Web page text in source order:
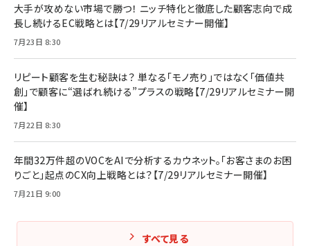
大手が攻めない市場で勝つ！ ニッチ特化と徹底した顧客志向で成
長し続けるEC戦略とは【7/29リアルセミナー開催】
7月23日 8:30
リピート顧客を生む秘訣は？ 単なる「モノ売り」ではなく「価値共
創」で顧客に“選ばれ続ける”プラスの戦略【7/29リアルセミナー開
催】
7月22日 8:30
年間32万件超のVOCをAIで分析するカウネット。「お客さまのお困
りごと」起点のCX向上戦略とは？【7/29リアルセミナー開催】
7月21日 9:00
すべて見る